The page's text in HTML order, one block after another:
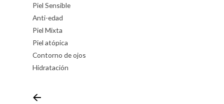
Piel Sensible
Anti-edad
Piel Mixta
Piel atópica
Contorno de ojos
Hidratación
🡨